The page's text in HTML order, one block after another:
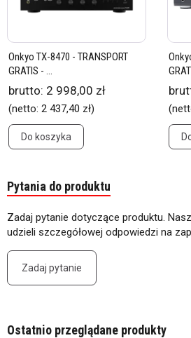
Onkyo TX-8470 - TRANSPORT
GRATIS - ...
brutto: 2 998,00 zł
(netto: 2 437,40 zł)
Do koszyka
Pytania do produktu
Zadaj pytanie dotyczące produktu.
udzieli szczegółowej odpowiedzi na
Zadaj pytanie
Ostatnio przeglądane produkty